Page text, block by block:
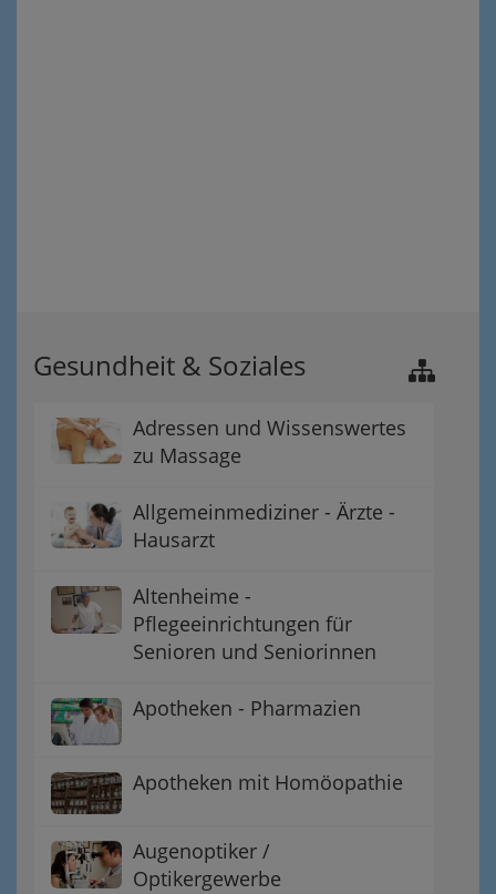
Gesundheit & Soziales
Adressen und Wissenswertes
zu Massage
Allgemeinmediziner - Ärzte -
Hausarzt
Altenheime -
Pflegeeinrichtungen für
Senioren und Seniorinnen
Apotheken - Pharmazien
Apotheken mit Homöopathie
Augenoptiker /
Optikergewerbe